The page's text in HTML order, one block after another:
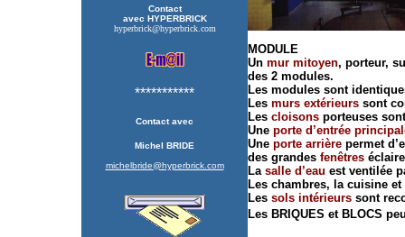
Contact
avec HYPERBRICK
hyperbrick@hyperbrick.com
***********
Contact avec
Michel BRIDE
michelbride@hyperbrick.com
MODULE
Un mur mitoyen, porteur,
des 2 modules.
Les modules sont
Les murs extérieurs sont
Les cloisons porteuses
Une porte d’entrée
Une porte arrière permet
des grandes fenêtres
La salle d’eau est ventilée
Les chambres, la cuisine
Les sols intérieurs sont
Les BRIQUES et BLOCS